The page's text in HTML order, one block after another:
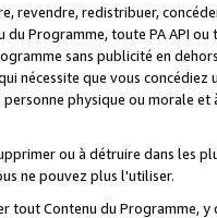
revendre, redistribuer,
Programme, toute PA API
sans publicité en
nécessite que vous
physique ou morale
ou à détruire dans les
ne pouvez plus l'utiliser.
tout Contenu du Programme,